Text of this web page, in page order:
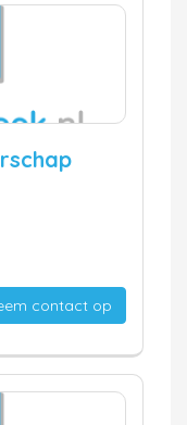
contact op